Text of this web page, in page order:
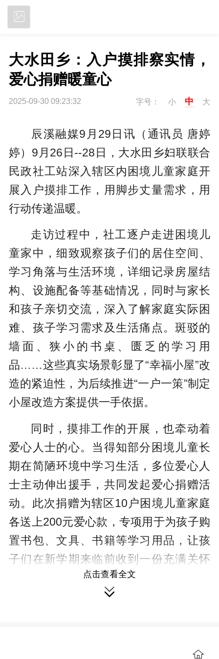
大水田乡：入户摸排察实情，
爱心捐赠暖童心
2025-09-30 09:23:32 字号： 小 中 大
辰溪融媒9月29日讯（通讯员 唐婷
婷） 9月26日--28日，大水田乡妇联联合
民政社工站深入辖区内困境儿童家庭开
展入户摸排工作，用脚步丈量需求，用
行动传递温暖。
走访过程中，社工逐户走进困境儿
童家中，细致观察孩子们的居住空间、
学习角落与生活环境，详细记录房屋结
构、设施配备等基础情况，同时与家长
和孩子亲切交流，深入了解家庭实际困
难、孩子学习需求及生活痛点。斑驳的
墙面、狭小的书桌、匮乏的学习用
品……这些真实场景彰显了“幸福小屋”改
造的紧迫性，为后续推进“一户一策”制定
小屋改造方案提供一手依据。
同时，摸排工作的开展，也牵动着
爱心人士的心。当得知部分困境儿童长
期在简陋环境中学习生活，多位爱心人
士主动伸出援手，共同发起爱心捐赠活
动。此次捐赠为辖区10户困境儿童家庭
各送上200元爱心款，专项用于为孩子购
置书包、文具、书籍等学习用品，让孩
子们在新学期来临前收到一份充满关怀
的“成长礼物”。点击查看全文
